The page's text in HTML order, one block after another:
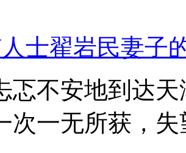
士翟岩民妻子
忑不安地到达
次一无所获，